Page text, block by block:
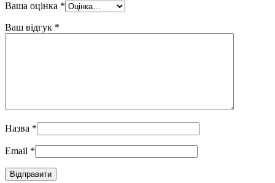
Ваша оцінка *
Ваш відгук *
Назва *
Email *